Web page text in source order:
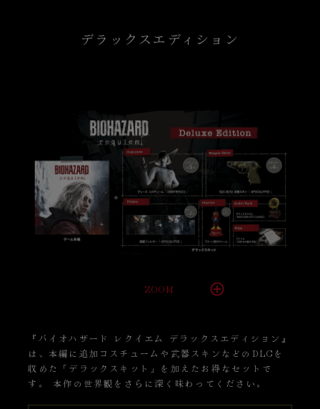
デラックスエディション
ZOOM
『バイオハザード レクイエム デラックスエディション』
は、本編に追加コスチュームや武器スキンなどのDLCを
収めた「デラックスキット」を加えたお得なセットで
す。 本作の世界観をさらに深く味わってください。